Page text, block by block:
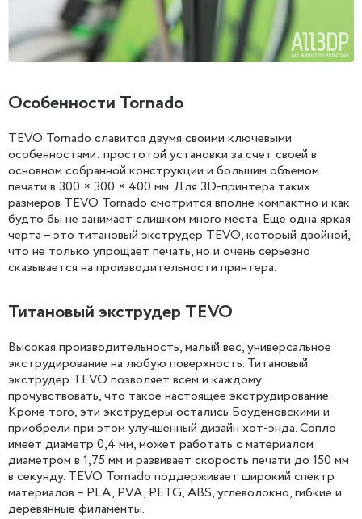
Особенности Tornado
TEVO Tornado славится двумя своими ключевыми
особенностями: простотой установки за счет своей в
основном собранной конструкции и большим объемом
печати в 300 × 300 × 400 мм. Для 3D-принтера таких
размеров TEVO Tornado смотрится вполне компактно и как
будто бы не занимает слишком много места. Еще одна яркая
черта – это титановый экструдер TEVO, который двойной,
что не только упрощает печать, но и очень серьезно
сказывается на производительности принтера.
Титановый экструдер TEVO
Высокая производительность, малый вес, универсальное
экструдирование на любую поверхность. Титановый
экструдер TEVO позволяет всем и каждому
прочувствовать, что такое настоящее экструдирование.
Кроме того, эти экструдеры остались Боуденовскими и
приобрели при этом улучшенный дизайн хот-энда. Сопло
имеет диаметр 0,4 мм, может работать с материалом
диаметром в 1,75 мм и развивает скорость печати до 150 мм
в секунду. TEVO Tornado поддерживает широкий спектр
материалов – PLA, PVA, PETG, ABS, углеволокно, гибкие и
деревянные филаменты.